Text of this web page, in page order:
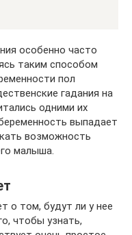
особенно часто
таким способом
пол
гадания на
одними их
выпадает
возможность
малыша.
о том, будут ли у нее
чтобы узнать,